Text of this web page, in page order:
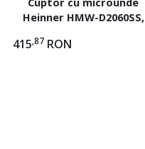
Heinner HMW-D2060SS,
digital, 8 programe, 700W
415,87 RON